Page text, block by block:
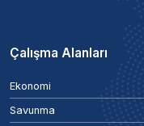
Çalışma Alanları
Ekonomi
Savunma